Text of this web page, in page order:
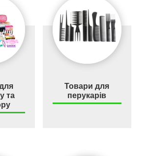
та
Товари для
перукарів